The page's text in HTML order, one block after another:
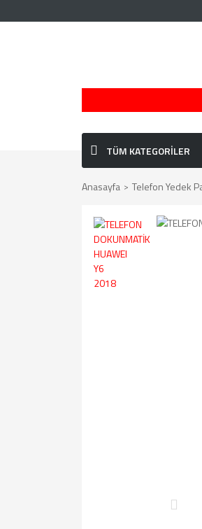
TÜM KATEGORİLER
Anasayfa Telefon Yedek